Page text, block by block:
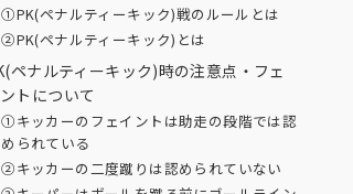
①PK(ペナルティーキック)戦のルールとは
②PK(ペナルティーキック)とは
ペナルティーキック)時の注意点・フェ
トについて
①キッカーのフェイントは助走の段階では認
められている
②キッカーの二度蹴りは認められていない